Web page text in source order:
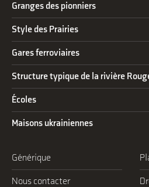
Granges des pionniers
Style des Prairies
Gares ferroviaires
Structure typique de la rivière
Écoles
Maisons ukrainiennes
Générique
Nous contacter